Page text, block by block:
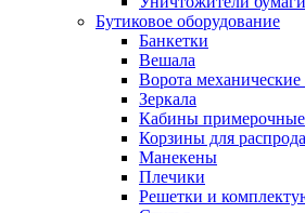
Бутиковое оборудование
Банкетки
Вешала
Ворота
Зеркала
Кабины примерочные
Корзины для
Манекены
Плечики
Решетки и